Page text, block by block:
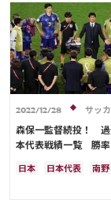
ドイツ
カタール
イラン
サウジアラビ
デンマーク
セルビア
ベルギー
スイス
オランダ
ポーランド
ポルトガル
ブラジル
アルゼンチン
エクア
ウルグアイ
カナダ
ガーナ
セネガル
ウェールズ
オースト
2022/12/28 サッ
森保一監督続投！ 過
本代表戦績一覧 勝
日本 日本代表
南